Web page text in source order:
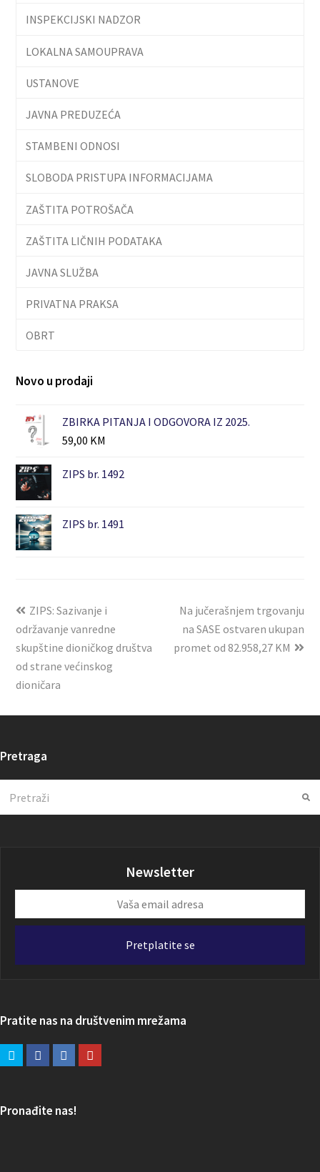
INSPEKCIJSKI NADZOR
LOKALNA SAMOUPRAVA
USTANOVE
JAVNA PREDUZEĆA
STAMBENI ODNOSI
SLOBODA PRISTUPA INFORMACIJAMA
ZAŠTITA POTROŠAČA
ZAŠTITA LIČNIH PODATAKA
JAVNA SLUŽBA
PRIVATNA PRAKSA
OBRT
Novo u prodaji
ZBIRKA PITANJA I ODGOVORA IZ 2025.
59,00 KM
ZIPS br. 1492
ZIPS br. 1491
ZIPS: Sazivanje i
održavanje vanredne
skupštine dioničkog društva
od strane većinskog
dioničara
Na jučerašnjem trgovanju
na SASE ostvaren ukupan
promet od 82.958,27 KM
Pretraga
Newsletter
email
Pretplatite se
Pratite nas na društvenim mrežama
Pronađite nas!